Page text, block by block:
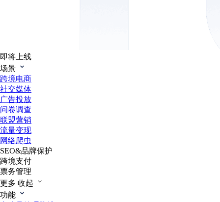
即将上线
场景
跨境电商
社交媒体
广告投放
问卷调查
联盟营销
流量变现
网络爬虫
SEO&品牌保护
跨境支付
票务管理
更多 收起
功能